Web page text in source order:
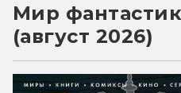
Мир
(август 2026)